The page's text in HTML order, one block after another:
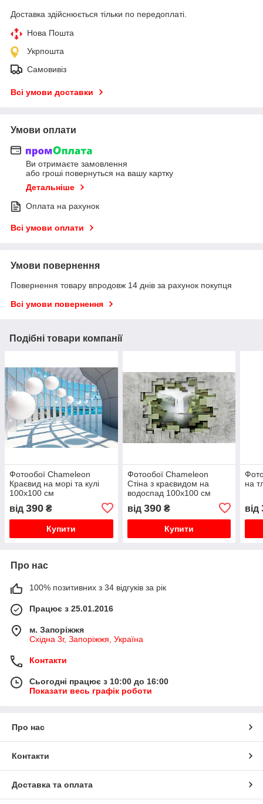
Доставка здійснюється тільки по передоплаті.
Нова Пошта
Укрпошта
Самовивіз
Всі умови доставки
Умови оплати
Ви отримаєте замовлення
або гроші повернуться на вашу картку
Детальніше
Оплата на рахунок
Всі умови оплати
Умови повернення
Повернення товару впродовж 14 днів за рахунок покупця
Всі умови повернення
Подібні товари компанії
Фотообої Chameleon
Краєвид на морі та кулі
100х100 см
від 390 ₴
Купити
Фотообої Chameleon
Стіна з краєвидом на
водоспад 100х100 см
від 390₴
Купити
на
від
Про нас
100% позитивних з 34 відгуків за рік
Працює з 25.01.2016
м. Запоріжжя
Східна 3г, Запоріжжя, Україна
Контакти
Сьогодні працює з 10:00 до 16:00
Показати весь графік роботи
Про нас
Контакти
Доставка та оплата